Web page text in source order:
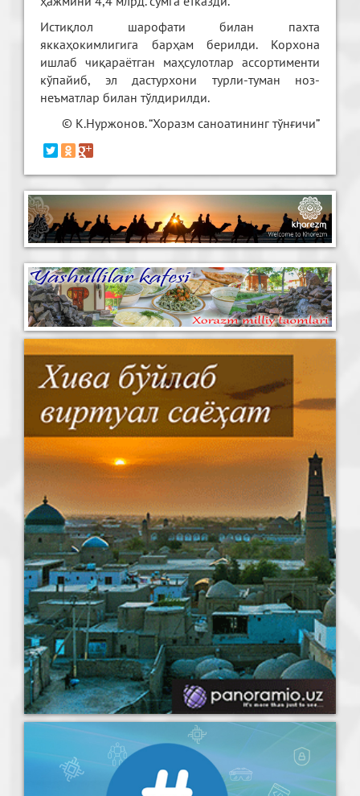
Истиқлол шарофати билан пахта
яккаҳокимлигига барҳам берилди. Корхона
ишлаб чиқараётган маҳсулотлар ассортименти
кўпайиб, эл дастурхони турли-туман ноз-
неъматлар билан тўлдирилди.
© К.Нуржонов. “Хоразм саноатининг тўнғичи”